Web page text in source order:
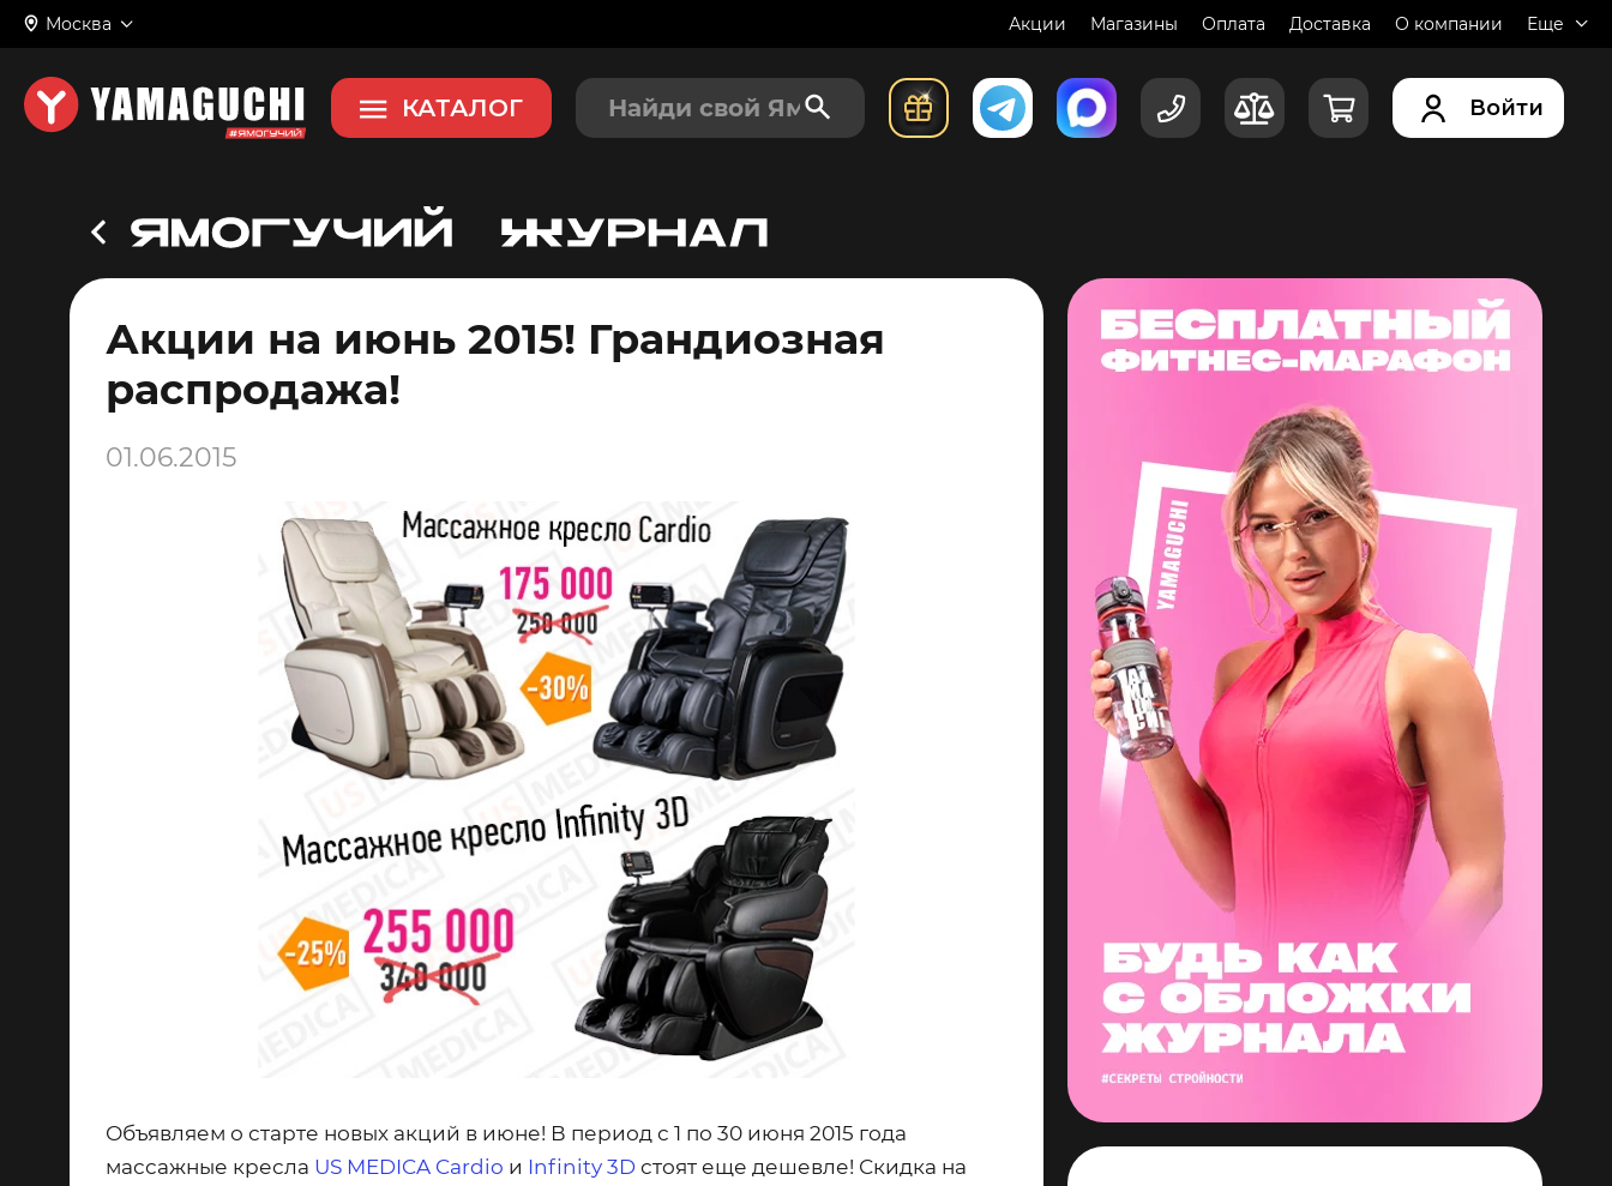
Москва Акции Магазины Оплата Доставка О компании Еще
КАТАЛОГ Войти
Акции на июнь 2015! Грандиозная
распродажа!
01.06.2015
Объявляем о старте новых акций в июне! В период с 1 по 30 июня 2015 года
массажные кресла US MEDICA Cardio и Infinity 3D стоят еще дешевле! Скидка на